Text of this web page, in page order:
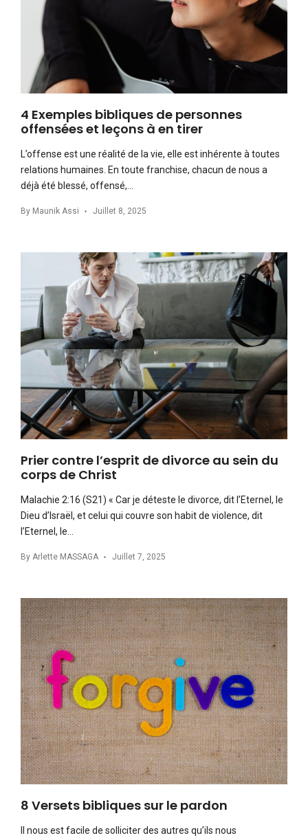
4 Exemples bibliques de personnes
offensées et leçons à en tirer
L’offense est une réalité de la vie, elle est inhérente à toutes
relations humaines. En toute franchise, chacun de nous a
déjà été blessé, offensé,…
By Maunik Assi Juillet 8, 2025
Prier contre l’esprit de divorce au sein du
corps de Christ
Malachie 2:16 (S21) « Car je déteste le divorce, dit l’Eternel, le
Dieu d’Israël, et celui qui couvre son habit de violence, dit
l’Eternel, le…
By Arlette MASSAGA Juillet 7, 2025
8 Versets bibliques sur le pardon
Il nous est facile de solliciter des autres qu’ils nous